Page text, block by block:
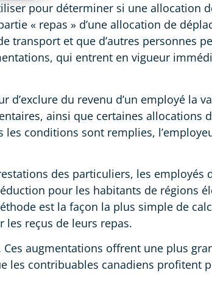
pour déterminer si une allocation
« repas » d’une allocation de
transport et que d’autres personnes
qui entrent en vigueur
du revenu d’un employé la
ainsi que certaines allocations
conditions sont remplies,
des particuliers, les employés
pour les habitants de régions
est la façon la plus simple de
les reçus de leurs repas.
augmentations offrent une plus
les contribuables canadiens profitent